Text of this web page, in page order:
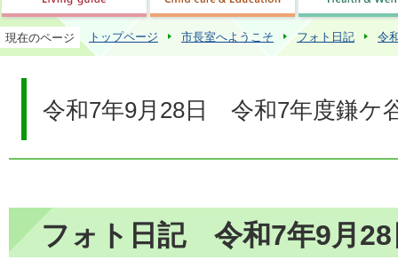
現在のページ トップページ 市長室へようこそ フォト日記 令
令和7年9月28日 令和7年度鎌ケ
フォト日記 令和7年9月28